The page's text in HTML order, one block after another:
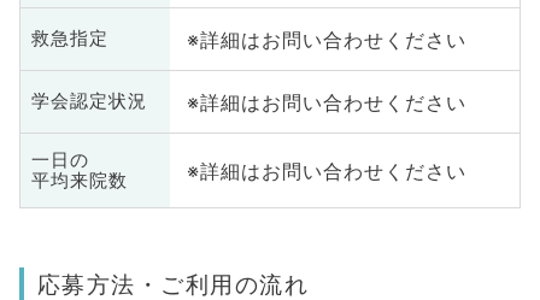
救急指定 ※詳細はお問い合わせください
学会認定状況 ※詳細はお問い合わせください
一日の
平均来院数
※詳細はお問い合わせください
応募方法・ご利用の流れ